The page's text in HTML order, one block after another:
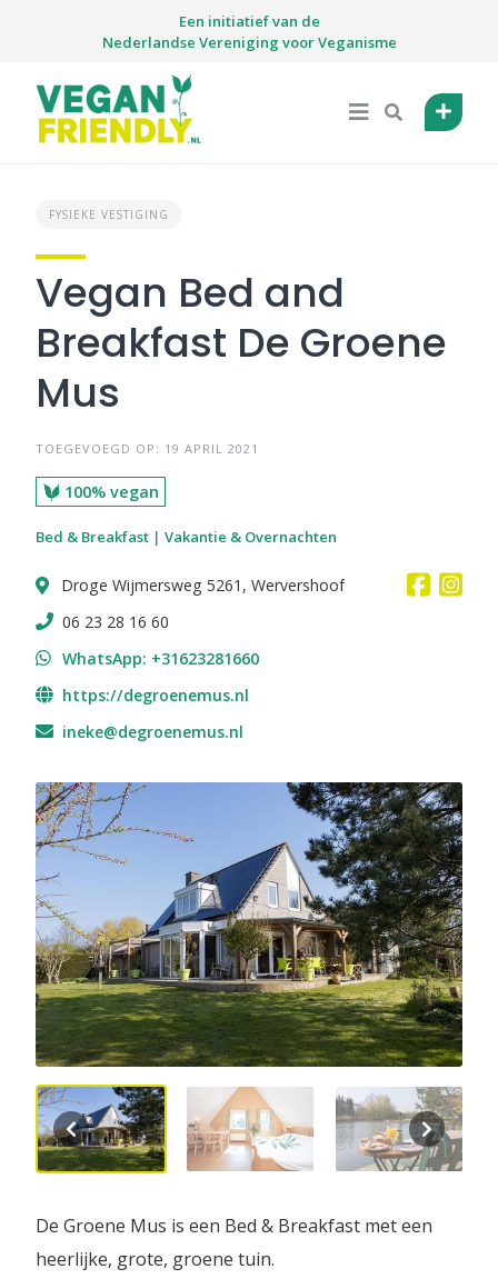
Een initiatief van de
Nederlandse Vereniging voor Veganisme
FYSIEKE VESTIGING
Vegan Bed and
Breakfast De Groene
Mus
TOEGEVOEGD OP: 19 APRIL 2021
100% vegan
Bed & Breakfast | Vakantie & Overnachten
Droge Wijmersweg 5261, Wervershoof
06 23 28 16 60‬
WhatsApp: +31623281660
https://degroenemus.nl
ineke@degroenemus.nl
De Groene Mus is een Bed & Breakfast met een
heerlijke, grote, groene tuin.